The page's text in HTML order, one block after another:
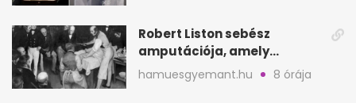
Robert Liston sebész
amputációja, amely
állítólag három életet
követelt
hamuesgyemant.hu 8 órája